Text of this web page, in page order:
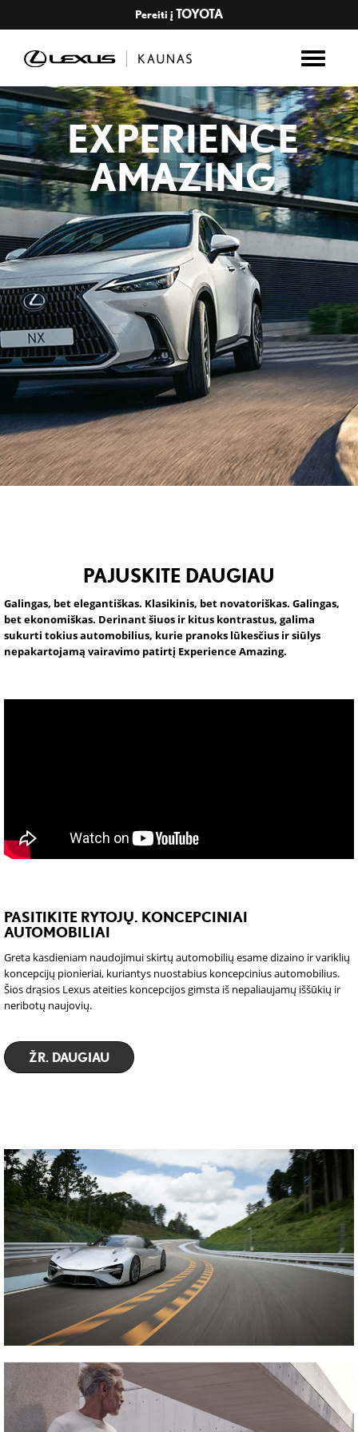
Pereiti į TOYOTA
EXPERIENCE
AMAZING
PAJUSKITE DAUGIAU
Galingas, bet elegantiškas. Klasikinis, bet novatoriškas. Galingas,
bet ekonomiškas. Derinant šiuos ir kitus kontrastus, galima
sukurti tokius automobilius, kurie pranoks lūkesčius ir siūlys
nepakartojamą vairavimo patirtį Experience Amazing.
PASITIKITE RYTOJŲ. KONCEPCINIAI
AUTOMOBILIAI
Greta kasdieniam naudojimui skirtų automobilių esame dizaino ir variklių
koncepcijų pionieriai, kuriantys nuostabius koncepcinius automobilius.
Šios drąsios Lexus ateities koncepcijos gimsta iš nepaliaujamų iššūkių ir
neribotų naujovių.
ŽR. DAUGIAU